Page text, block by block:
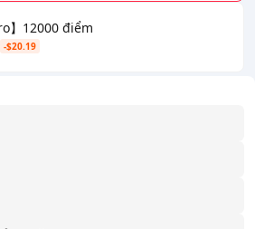
】12000 điểm
-$20.19